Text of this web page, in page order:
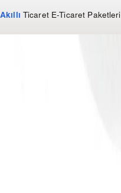
Akıllı Ticaret E-Ticaret Paketleri